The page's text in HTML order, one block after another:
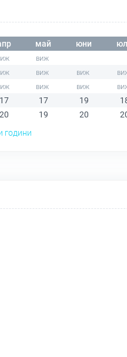
май юни
17 17 19
20 19 20
години